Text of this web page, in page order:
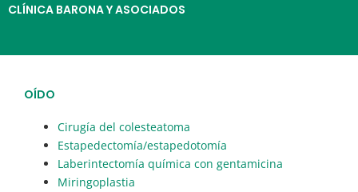
CLÍNICA BARONA Y ASOCIADOS
OÍDO
Cirugía del colesteatoma
Estapedectomía/estapedotomía
Laberintectomía química con gentamicina
Miringoplastia